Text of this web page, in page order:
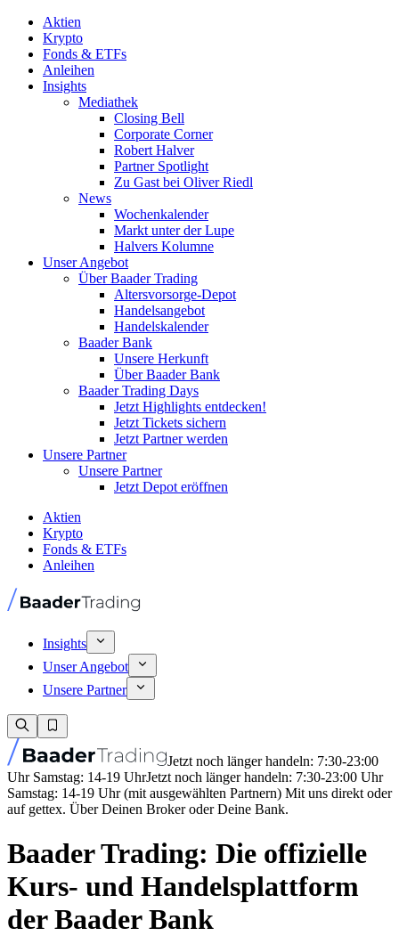
Aktien
Krypto
Fonds & ETFs
Anleihen
Insights
Mediathek
Closing Bell
Corporate Corner
Robert Halver
Partner Spotlight
Zu Gast bei Oliver Riedl
News
Wochenkalender
Markt unter der Lupe
Halvers Kolumne
Unser Angebot
Über Baader Trading
Altersvorsorge-Depot
Handelsangebot
Handelskalender
Baader Bank
Unsere Herkunft
Über Baader Bank
Baader Trading Days
Jetzt Highlights entdecken!
Jetzt Tickets sichern
Jetzt Partner werden
Unsere Partner
Unsere Partner
Jetzt Depot eröffnen
Aktien
Krypto
Fonds & ETFs
Anleihen
Insights
Unser Angebot
Unsere Partner
Jetzt noch länger handeln: 7:30-23:00
Uhr Samstag: 14-19 UhrJetzt noch länger handeln: 7:30-23:00 Uhr
Samstag: 14-19 Uhr (mit ausgewählten Partnern) Mit uns direkt oder
auf gettex. Über Deinen Broker oder Deine Bank.
Baader Trading: Die offizielle
Kurs- und Handelsplattform
der Baader Bank